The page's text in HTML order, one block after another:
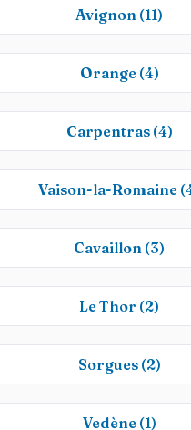
Avignon (11)
Orange (4)
Carpentras (4)
Vaison-la-Romaine
Cavaillon (3)
Le Thor (2)
Sorgues (2)
Vedène (1)